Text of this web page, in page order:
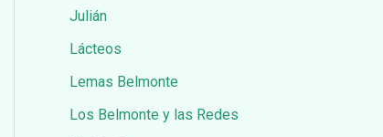
Julián
Lácteos
Lemas Belmonte
Los Belmonte y las Redes